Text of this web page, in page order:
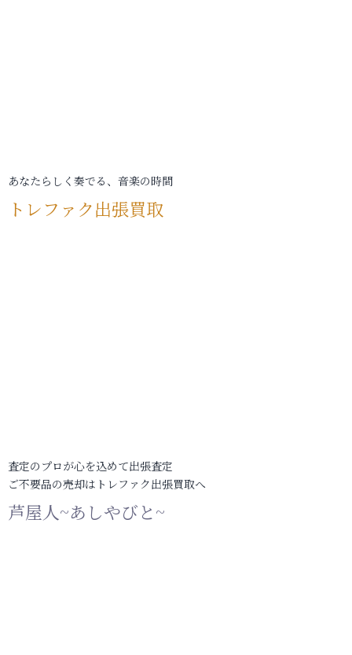
あなたらしく奏でる、音楽の時間
トレファク出張買取
査定のプロが心を込めて出張査定
ご不要品の売却はトレファク出張買取へ
芦屋人~あしやびと~